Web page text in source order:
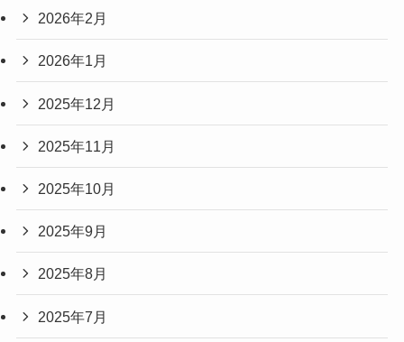
2026年2月
2026年1月
2025年12月
2025年11月
2025年10月
2025年9月
2025年8月
2025年7月